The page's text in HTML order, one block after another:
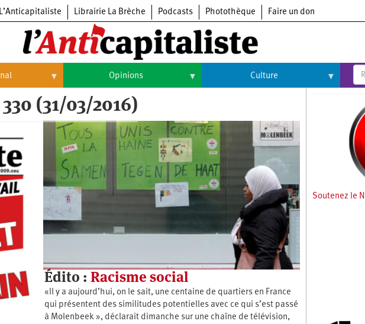
L’Anticapitaliste Librairie La Brèche Podcasts Photothèque Faire un don
Opinions
Opinions
Histoire
Culture
Arts
Cinéma
Expositions
Musique
(31/03/2016)
Édito : Racisme social
«Il y a aujourd’hui, on le sait, une centaine de quartiers en France
qui présentent des similitudes potentielles avec ce qui s’est passé
à Molenbeek », déclarait dimanche sur une chaîne de télévision,
Soutenez le